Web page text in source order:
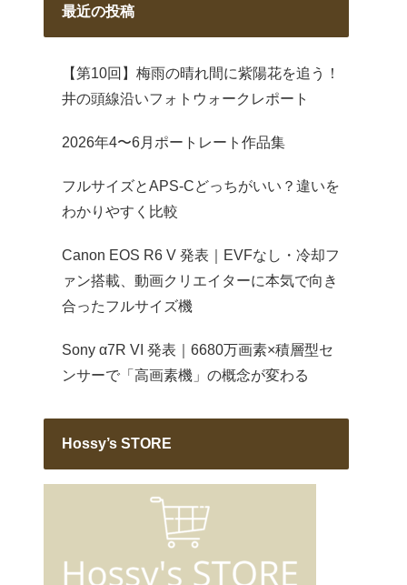
最近の投稿
【第10回】梅雨の晴れ間に紫陽花を追う！
井の頭線沿いフォトウォークレポート
2026年4〜6月ポートレート作品集
フルサイズとAPS-Cどっちがいい？違いを
わかりやすく比較
Canon EOS R6 V 発表｜EVFなし・冷却フ
ァン搭載、動画クリエイターに本気で向き
合ったフルサイズ機
Sony α7R VI 発表｜6680万画素×積層型セ
ンサーで「高画素機」の概念が変わる
Hossy’s STORE